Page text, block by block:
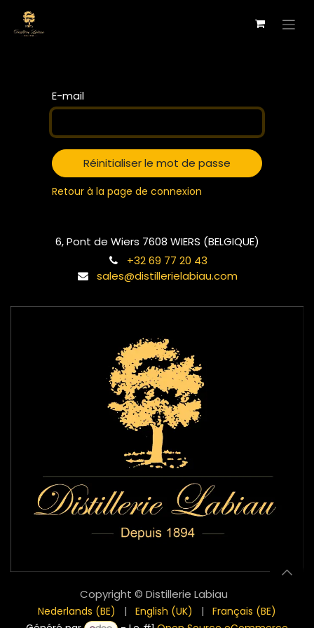
E-mail
Réinitialiser le mot de passe
Retour à la page de connexion
6, Pont de Wiers 7608 WIERS (BELGIQUE)
+32 69 77 20 43
sales@distillerielabiau.com
Copyright © Distillerie Labiau
Nederlands (BE) | English (UK) |
Français (BE)